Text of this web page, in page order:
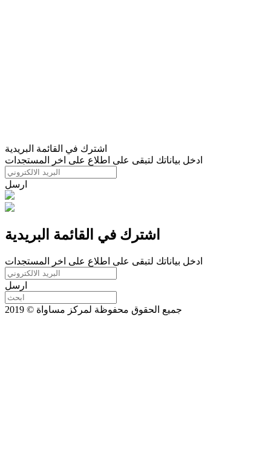
اشترك في القائمة البريدية
ادخل بياناتك لتبقى على اطلاع على اخر المستجدات
ارسل
اشترك في القائمة البريدية
ادخل بياناتك لتبقى على اطلاع على اخر المستجدات
ارسل
جميع الحقوق محفوظة لمركز مساواة © 2019